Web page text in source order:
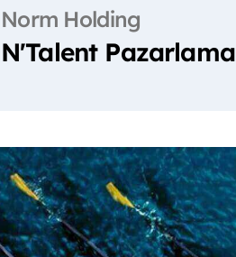
Norm Holding
N'Talent